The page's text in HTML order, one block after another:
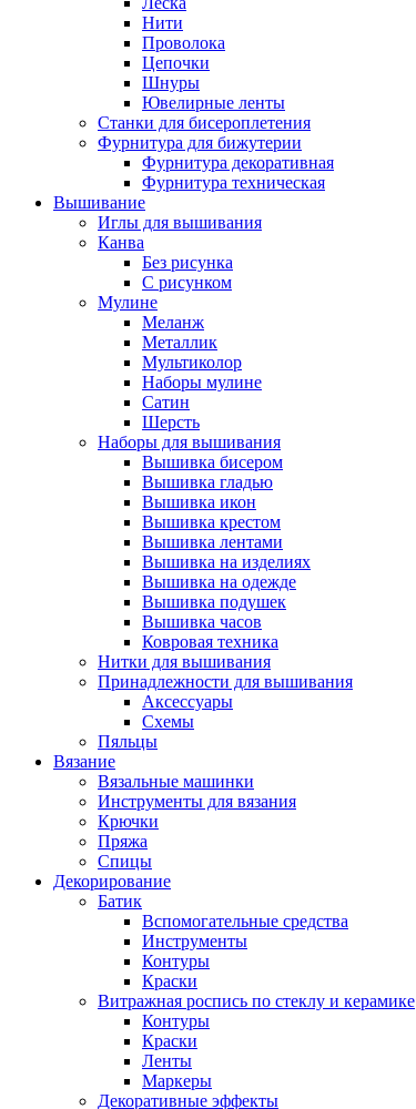
Нити
Проволока
Цепочки
Шнуры
Ювелирные ленты
Станки для бисероплетения
Фурнитура для бижутерии
Фурнитура декоративная
Фурнитура техническая
Вышивание
Иглы для вышивания
Канва
Без рисунка
С рисунком
Мулине
Меланж
Металлик
Мультиколор
Наборы мулине
Сатин
Шерсть
Наборы для вышивания
Вышивка бисером
Вышивка гладью
Вышивка икон
Вышивка крестом
Вышивка лентами
Вышивка на изделиях
Вышивка на одежде
Вышивка подушек
Вышивка часов
Ковровая техника
Нитки для вышивания
Принадлежности для вышивания
Аксессуары
Схемы
Пяльцы
Вязание
Вязальные машинки
Инструменты для вязания
Крючки
Пряжа
Спицы
Декорирование
Батик
Вспомогательные средства
Инструменты
Контуры
Краски
Витражная роспись по стеклу и керамике
Контуры
Краски
Ленты
Маркеры
Декоративные эффекты